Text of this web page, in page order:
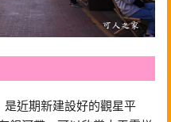
是近期新建設好的觀星平